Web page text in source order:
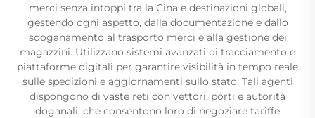
merci senza intoppi tra la Cina e destinazioni globali,
gestendo ogni aspetto, dalla documentazione e dallo
sdoganamento al trasporto merci e alla gestione dei
magazzini. Utilizzano sistemi avanzati di tracciamento e
piattaforme digitali per garantire visibilità in tempo reale
sulle spedizioni e aggiornamenti sullo stato. Tali agenti
dispongono di vaste reti con vettori, porti e autorità
doganali, che consentono loro di negoziare tariffe